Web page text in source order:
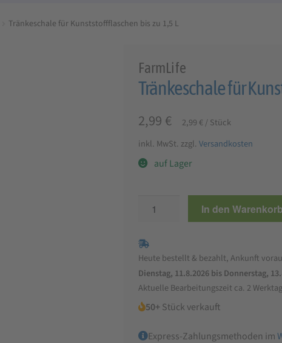
Tränkeschale für Kunststoffflaschen bis zu 1,5 L
FarmLife
Tränkeschale für
2,99 € 2,99 € /Stück
inkl. MwSt. zzgl. Versandkosten
auf Lager
bis
zu
1,5
L
Menge
In den
Heute bestellt & bezahlt, Ankunft
Dienstag, 11.8.2026 bis Donnerstag,
Aktuelle Bearbeitungszeit ca. 2
50+Stück verkauft
Express-Zahlungsmethoden im